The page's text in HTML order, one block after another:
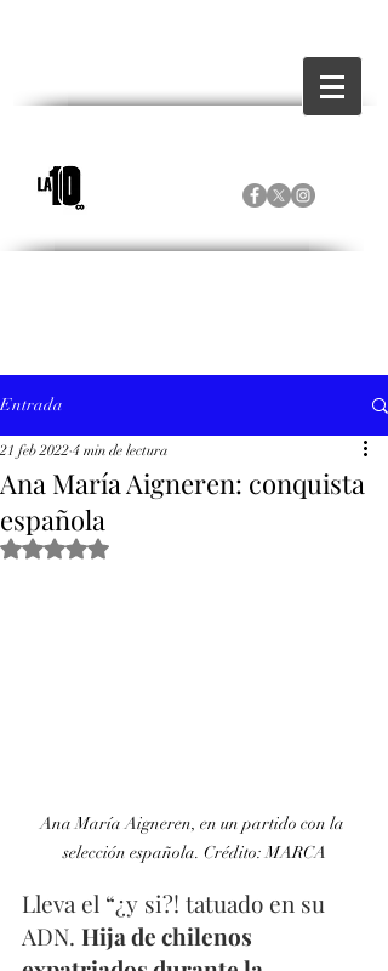
Entrada
Ana María Aigneren: conquista
española
21 feb 2022 4 min de lectura
Obtuvo NaN de 5 estrellas.
Ana María Aigneren, en un partido con la
selección española. Crédito: MARCA
Lleva el “¿y si?! tatuado en su
ADN. Hija de chilenos